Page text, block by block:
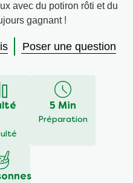
avec du potiron rôti et du
gagnant !
Poser une question
5 Min
Préparation